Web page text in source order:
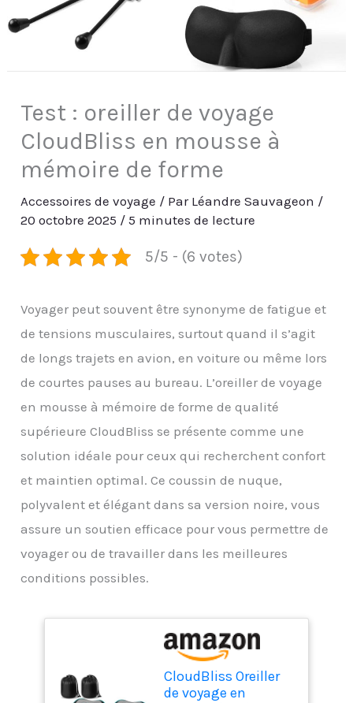
Test : oreiller de voyage
CloudBliss en mousse à
mémoire de forme
Accessoires de voyage / Par Léandre Sauvageon /
20 octobre 2025 /5 minutes de lecture
5/5 - (6 votes)
Voyager peut souvent être synonyme de fatigue et
de tensions musculaires, surtout quand il s’agit
de longs trajets en avion, en voiture ou même lors
de courtes pauses au bureau. L’oreiller de voyage
en mousse à mémoire de forme de qualité
supérieure CloudBliss se présente comme une
solution idéale pour ceux qui recherchent confort
et maintien optimal. Ce coussin de nuque,
polyvalent et élégant dans sa version noire, vous
assure un soutien efficace pour vous permettre de
voyager ou de travailler dans les meilleures
conditions possibles.
CloudBliss Oreiller
de voyage en